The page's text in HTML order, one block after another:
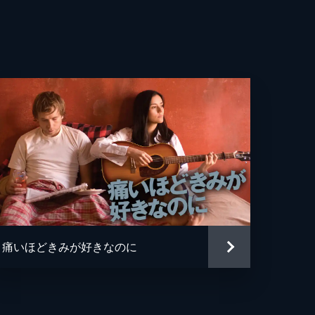
・ホームズ
・ツェーニー
・ジャネイ
ー
ムーディ
痛いほどきみが好きなのに